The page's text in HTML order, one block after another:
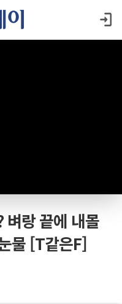
벼랑 끝에 내몰
물 [T같은F]